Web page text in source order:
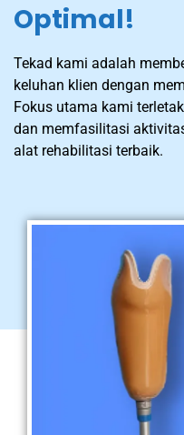
Optimal!
Tekad kami adalah
keluhan klien dengan
Fokus utama kami
dan memfasilitasi
alat rehabilitasi terbaik.